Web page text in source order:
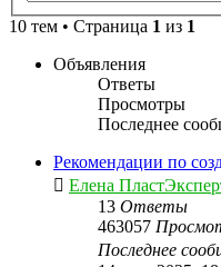
10 тем • Страница 1 из 1
Объявления
Ответы
Просмотры
Последнее
Рекомендации по
Елена
13 Ответы
463057
Последнее